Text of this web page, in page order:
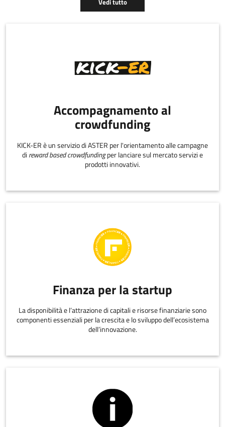
fornendo servizi per
Vedi tutto
Accompagnamento al
crowdfunding
KICK-ER è un servizio di ASTER per l'orientamento alle campagne
di reward based crowdfundingper lanciare sul mercato servizi e
prodotti innovativi.
Finanza per la startup
La disponibilità e l’attrazione di capitali e risorse finanziarie sono
componenti essenziali per la crescita e lo sviluppo dell’ecosistema
dell’innovazione.